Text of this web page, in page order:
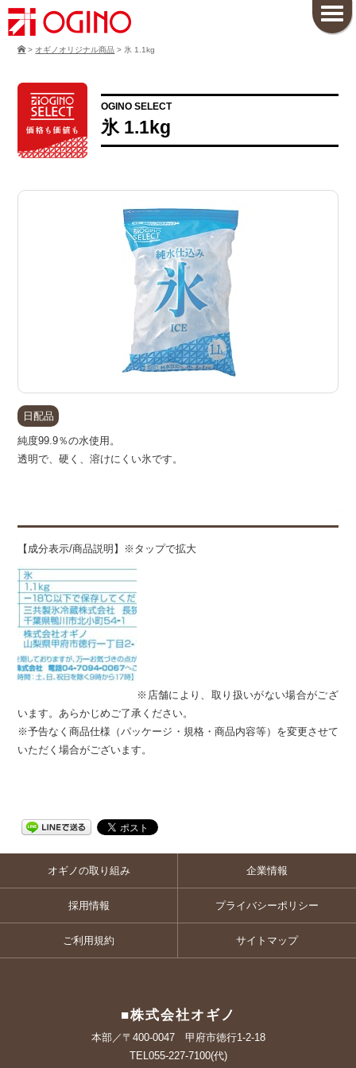
> オギノオリジナル商品 > 氷 1.1kg
OGINO SELECT
氷 1.1kg
日配品
純度99.9％の水使用。
透明で、硬く、溶けにくい氷です。
【成分表示/商品説明】※タップで拡大
※店舗により、取り扱いがない場合がござ
います。あらかじめご了承ください。
※予告なく商品仕様（パッケージ・規格・商品内容等）を変更させて
いただく場合がございます。
オギノの取り組み 企業情報
採用情報 プライバシーポリシー
ご利用規約 サイトマップ
■株式会社オギノ
本部／〒400-0047 甲府市徳行1-2-18
TEL055-227-7100(代)